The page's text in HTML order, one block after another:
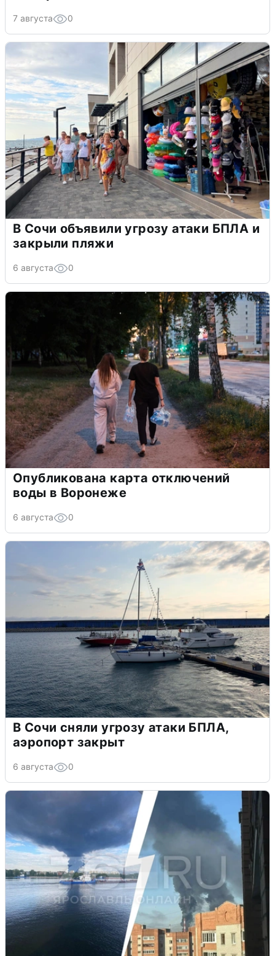
7 августа 0
В Сочи объявили угрозу атаки БПЛА и
закрыли пляжи
6 августа 0
Опубликована карта отключений
воды в Воронеже
6 августа 0
В Сочи сняли угрозу атаки БПЛА,
аэропорт закрыт
6 августа 0